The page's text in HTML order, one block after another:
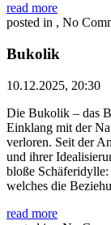
read more
posted in , No
Bukolik
10.12.2025, 20:30
Die Bukolik – das
Einklang mit der
verloren. Seit der
und ihrer
bloße Schäferidylle:
welches die
read more